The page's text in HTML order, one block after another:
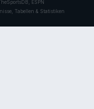
ESPN
Tabellen & Statistiken